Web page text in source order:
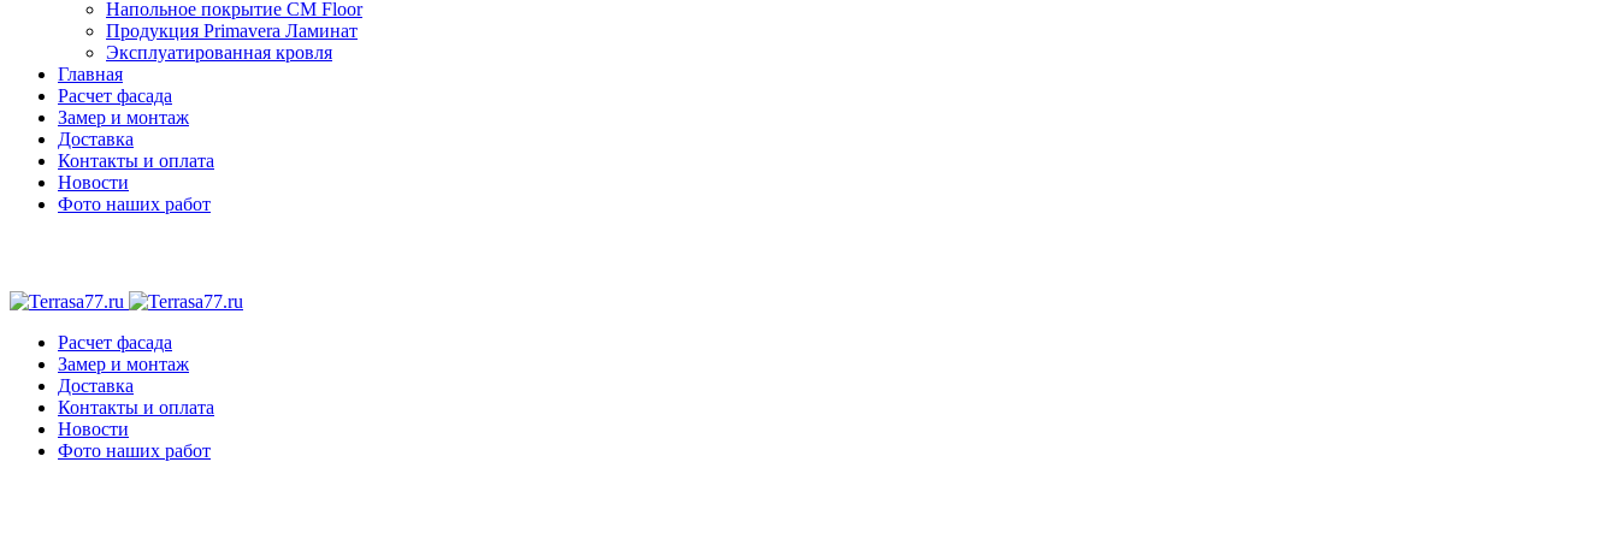
Напольное покрытие CM Floor
Продукция Primavera Ламинат
Эксплуатированная кровля
Главная
Расчет фасада
Замер и монтаж
Доставка
Контакты и оплата
Новости
Фото наших работ
Расчет фасада
Замер и монтаж
Доставка
Контакты и оплата
Новости
Фото наших работ